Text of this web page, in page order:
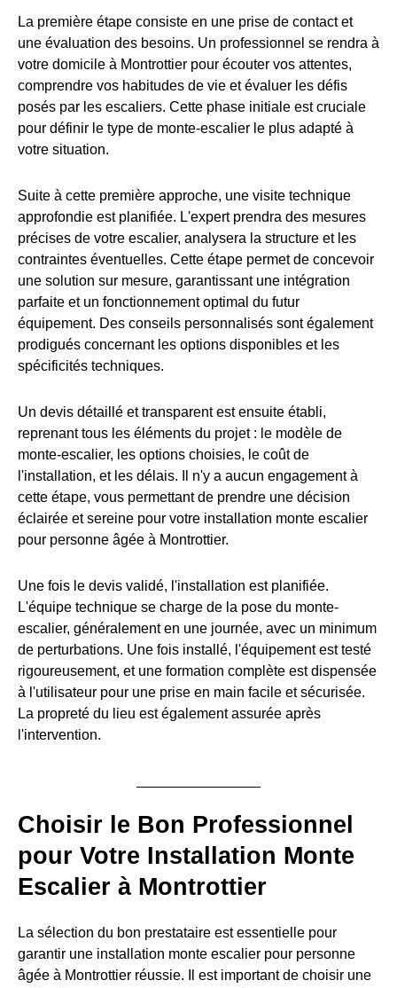
La première étape consiste en une prise de contact et
une évaluation des besoins. Un professionnel se rendra à
votre domicile à Montrottier pour écouter vos attentes,
comprendre vos habitudes de vie et évaluer les défis
posés par les escaliers. Cette phase initiale est cruciale
pour définir le type de monte-escalier le plus adapté à
votre situation.
Suite à cette première approche, une visite technique
approfondie est planifiée. L'expert prendra des mesures
précises de votre escalier, analysera la structure et les
contraintes éventuelles. Cette étape permet de concevoir
une solution sur mesure, garantissant une intégration
parfaite et un fonctionnement optimal du futur
équipement. Des conseils personnalisés sont également
prodigués concernant les options disponibles et les
spécificités techniques.
Un devis détaillé et transparent est ensuite établi,
reprenant tous les éléments du projet : le modèle de
monte-escalier, les options choisies, le coût de
l'installation, et les délais. Il n'y a aucun engagement à
cette étape, vous permettant de prendre une décision
éclairée et sereine pour votre installation monte escalier
pour personne âgée à Montrottier.
Une fois le devis validé, l'installation est planifiée.
L'équipe technique se charge de la pose du monte-
escalier, généralement en une journée, avec un minimum
de perturbations. Une fois installé, l'équipement est testé
rigoureusement, et une formation complète est dispensée
à l'utilisateur pour une prise en main facile et sécurisée.
La propreté du lieu est également assurée après
l'intervention.
Choisir le Bon Professionnel
pour Votre Installation Monte
Escalier à Montrottier
La sélection du bon prestataire est essentielle pour
garantir une installation monte escalier pour personne
âgée à Montrottier réussie. Il est important de choisir une